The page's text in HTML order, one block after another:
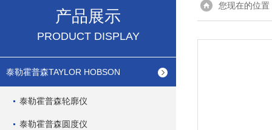
产品展示
PRODUCT DISPLAY
泰勒霍普森TAYLOR HOBSON
泰勒霍普森轮廓仪
泰勒霍普森圆度仪
您现在的位置